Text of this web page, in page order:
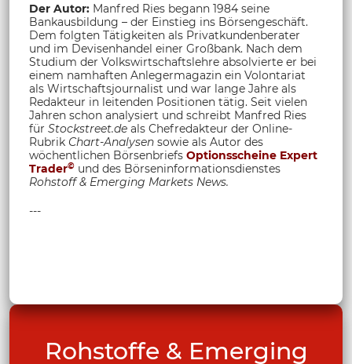
Der Autor: Manfred Ries begann 1984 seine
Bankausbildung – der Einstieg ins Börsengeschäft.
Dem folgten Tätigkeiten als Privatkundenberater
und im Devisenhandel einer Großbank. Nach dem
Studium der Volkswirtschaftslehre absolvierte er bei
einem namhaften Anlegermagazin ein Volontariat
als Wirtschaftsjournalist und war lange Jahre als
Redakteur in leitenden Positionen tätig. Seit vielen
Jahren schon analysiert und schreibt Manfred Ries
für Stockstreet.de als Chefredakteur der Online-
Rubrik Chart-Analysen sowie als Autor des
wöchentlichen Börsenbriefs Optionsscheine Expert
Trader© und des Börseninformationsdienstes
Rohstoff & Emerging Markets News.
---
Rohstoffe & Emerging